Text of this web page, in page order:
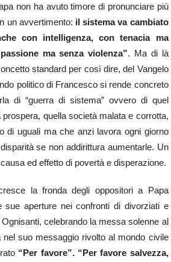
non ha avuto timore di pronunciare più
un avvertimento: il sistema va cambiato
con intelligenza, con tenacia ma
ma senza violenza”. Ma di là
standard per così dire, del Vangelo
politico di Francesco si rende concreto
di “guerra di sistema” ovvero di quel
quella società malata e corrotta,
di uguali ma che anzi lavora ogni giorno
se non addirittura aumentarle. Un
ed effetto di povertà e disperazione.
la fronda degli oppositori a Papa
sue aperture nei confronti di divorziati e
celebrando la messa solenne al
nel suo messaggio rivolto al mondo civile
“Per favore”. “Per favore salvezza,